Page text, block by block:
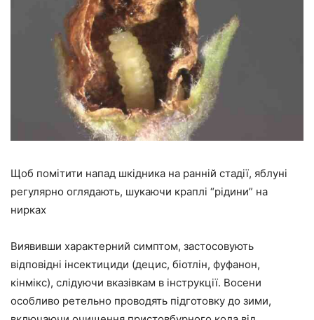
Щоб помітити напад шкідника на ранній стадії, яблуні
регулярно оглядають, шукаючи краплі “рідини” на
нирках
Виявивши характерний симптом, застосовують
відповідні інсектициди (децис, біотлін, фуфанон,
кінмікс), слідуючи вказівкам в інструкції. Восени
особливо ретельно проводять підготовку до зими,